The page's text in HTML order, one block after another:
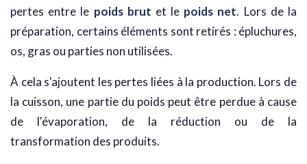
pertes entre le poids brut et le poids net. Lors de la
préparation, certains éléments sont retirés : épluchures,
os, gras ou parties non utilisées.
À cela s'ajoutent les pertes liées à la production. Lors de
la cuisson, une partie du poids peut être perdue à cause
de l'évaporation, de la réduction ou de la
transformation des produits.